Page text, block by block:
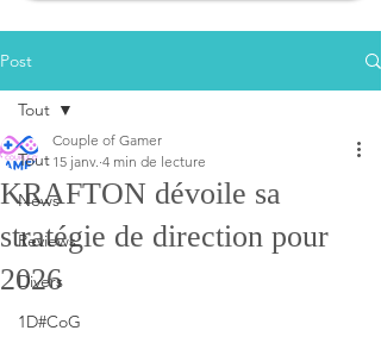
Post
Tout
News
Reviews
Divers
1D#CoG
Tout
KRAFTON dévoile sa
stratégie de direction pour
2026
Couple of Gamer
15 janv. 4 min de lecture